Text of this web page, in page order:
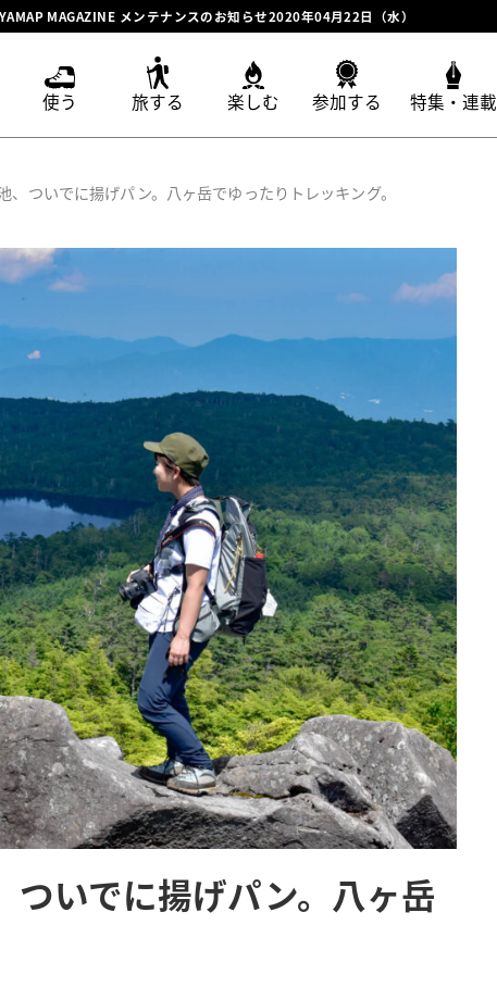
YAMAP MAGAZINE メンテナンスのお知らせ2020年04月22日（水）
使う 旅する 楽しむ 参加する 特集・連載
、ついでに揚げパン。八ヶ岳でゆったりトレッキング。
いでに揚げパン。八ヶ岳